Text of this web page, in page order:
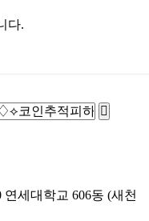
다.
세대학교 606동 (새천